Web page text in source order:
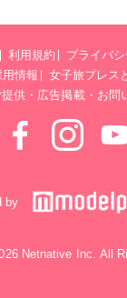
利用規約
プライバ
用情報
女子旅プレス
供・広告掲載・お問
by
Netnative Inc. All